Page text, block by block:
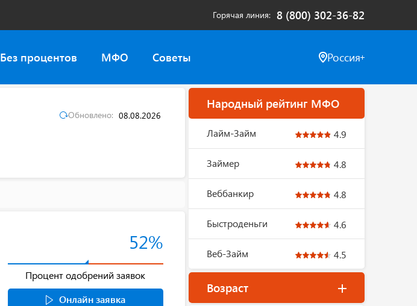
Горячая линия 8 (800) 302-36-82
Без процентов МФО Советы Россия
Обновлено: 08.08.2026
52%
Процент одобрений заявок
Онлайн заявка
Народный рейтинг МФО
Лайм-Займ 4.9
Займер 4.8
Веббанкир 4.8
Быстроденьги 4.6
Веб-Займ 4.5
Возраст